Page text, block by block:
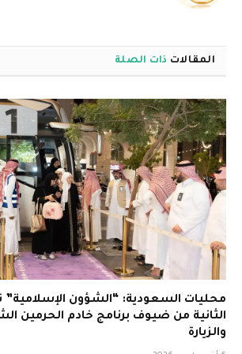
المقالات ذات الصلة
محليات السعودية: “الشؤون
الثانية من ضيوف برنامج خادم الحرمين
والزيارة